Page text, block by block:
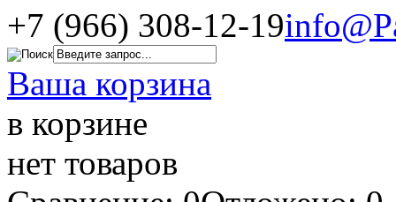
+7 (966) 308-12-19
Ваша корзина
в корзине
нет товаров